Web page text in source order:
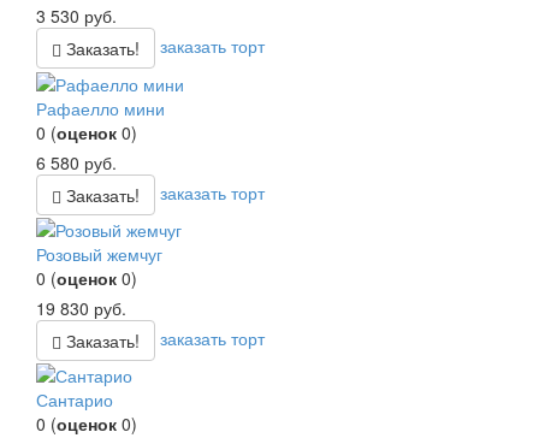
3 530 руб.
Заказать!
заказать торт
Рафаелло мини
0 (оценок 0)
6 580 руб.
Заказать!
заказать торт
Розовый жемчуг
0 (оценок 0)
19 830 руб.
Заказать!
заказать торт
Сантарио
0 (оценок 0)